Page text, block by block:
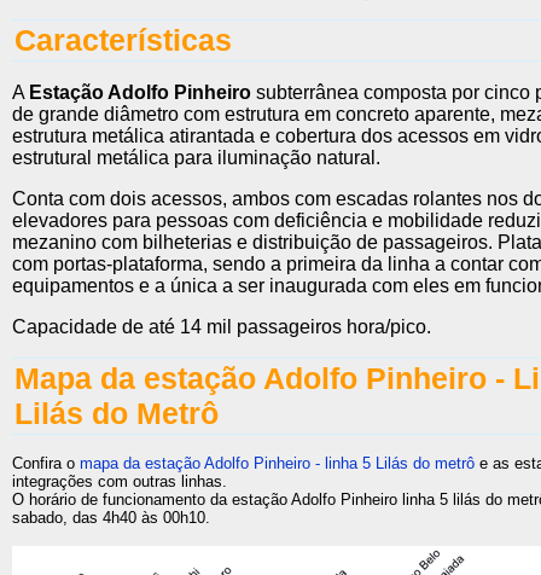
Características
A Estação Adolfo Pinheiro subterrânea composta por cinco
de grande diâmetro com estrutura em concreto aparente,
estrutura metálica atirantada e cobertura dos acessos em
estrutural metálica para iluminação natural.
Conta com dois acessos, ambos com escadas rolantes nos
elevadores para pessoas com deficiência e mobilidade
mezanino com bilheterias e distribuição de passageiros.
com portas-plataforma, sendo a primeira da linha a contar
equipamentos e a única a ser inaugurada com eles em
Capacidade de até 14 mil passageiros hora/pico.
Mapa da estação Adolfo Pinheiro -
Lilás do Metrô
Confira o mapa da estação Adolfo Pinheiro - linha 5 Lilás do metrô e as
integrações com outras linhas.
O horário de funcionamento da estação Adolfo Pinheiro linha 5 lilás do
sabado, das 4h40 às 00h10.